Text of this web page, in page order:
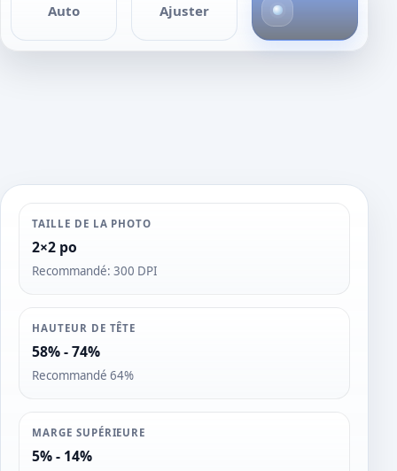
Auto Ajuster
h
TAILLE DE LA PHOTO
2×2 po
Recommandé: 300 DPI
HAUTEUR DE TÊTE
58% - 74%
Recommandé 64%
MARGE SUPÉRIEURE
5% - 14%